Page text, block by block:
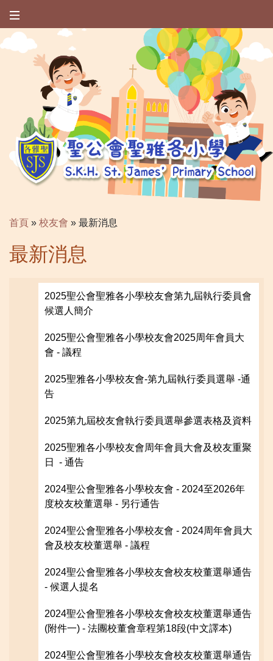
首頁 » 校友會 » 最新消息
最新消息
2025聖公會聖雅各小學校友會第九屆執行委員會
候選人簡介
2025聖公會聖雅各小學校友會2025周年會員大
會 - 議程
2025聖雅各小學校友會-第九屆執行委員選舉 -通
告
2025第九屆校友會執行委員選舉參選表格及資料
2025聖雅各小學校友會周年會員大會及校友重聚
日 - 通告
2024聖公會聖雅各小學校友會 - 2024至2026年
度校友校董選舉 - 另行通告
2024聖公會聖雅各小學校友會 - 2024周年會員大
會及校友校董選舉 - 議程
2024聖公會聖雅各小學校友會校友校董選舉通告
- 候選人提名
2024聖公會聖雅各小學校友會校友校董選舉通告
(附件一) - 法團校董會章程第18段(中文譯本)
2024聖公會聖雅各小學校友會校友校董選舉通告